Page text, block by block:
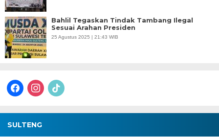
Bahlil Tegaskan Tindak Tambang Ilegal
Sesuai Arahan Presiden
25 Agustus 2025 | 21:43 WIB
facebookinstagram
tiktok
SULTENG